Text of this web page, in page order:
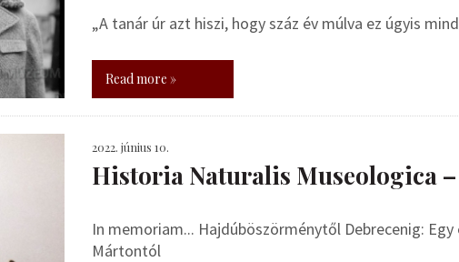
„A tanár úr azt hiszi, hogy száz év múlva ez úgyis
Read more »
2022. június 10.
Historia Naturalis Museologica
In memoriam... Hajdúböszörménytől Debrecenig:
Mártontól